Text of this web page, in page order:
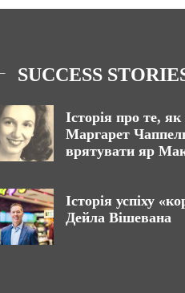
SUCCESS
Історія про те,
Маргарет
врятувати яр
Історія успіху
Дейла Вішевана